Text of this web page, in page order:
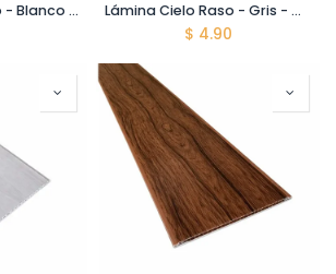
Lámina Cielo Raso - Blanco - 8*200*5900mm Lámina Cielo Raso - Gris - Con Division - 8*200*5900mm
$ 4.90